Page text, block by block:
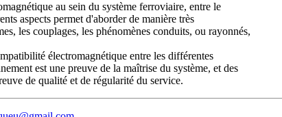
au sein du système ferroviaire, entre le
aspects permet d'aborder de manière très
les couplages, les phénomènes conduits, ou rayonnés,
électromagnétique entre les différentes
est une preuve de la maîtrise du système, et des
de qualité et de régularité du service.